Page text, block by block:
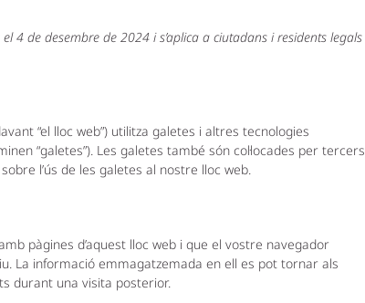
4 de desembre de 2024 i s’aplica a ciutadans i residents legals
“el lloc web”) utilitza galetes i altres tecnologies
“galetes”). Les galetes també són col·locades per tercers
l’ús de les galetes al nostre lloc web.
pàgines d’aquest lloc web i que el vostre navegador
La informació emmagatzemada en ell es pot tornar als
durant una visita posterior.